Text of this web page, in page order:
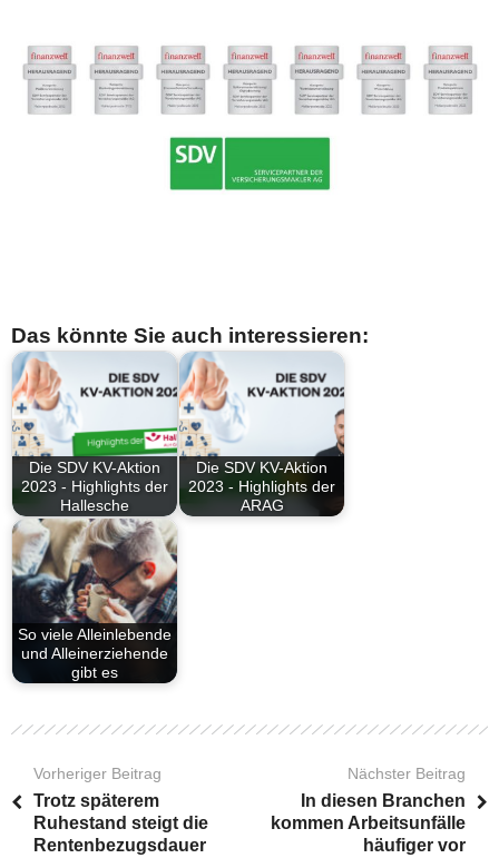
Das könnte Sie auch interessieren:
Die SDV KV-Aktion
2023 - Highlights der
Hallesche
Die SDV KV-Aktion
2023 - Highlights der
ARAG
So viele Alleinlebende
und Alleinerziehende
gibt es
Vorheriger Beitrag
Trotz späterem
Ruhestand steigt die
Rentenbezugsdauer
Nächster Beitrag
In diesen Branchen
kommen Arbeitsunfälle
häufiger vor